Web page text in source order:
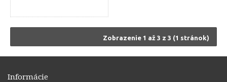
Zobrazenie 1 až 3 z 3 (1 stránok)
Informácie